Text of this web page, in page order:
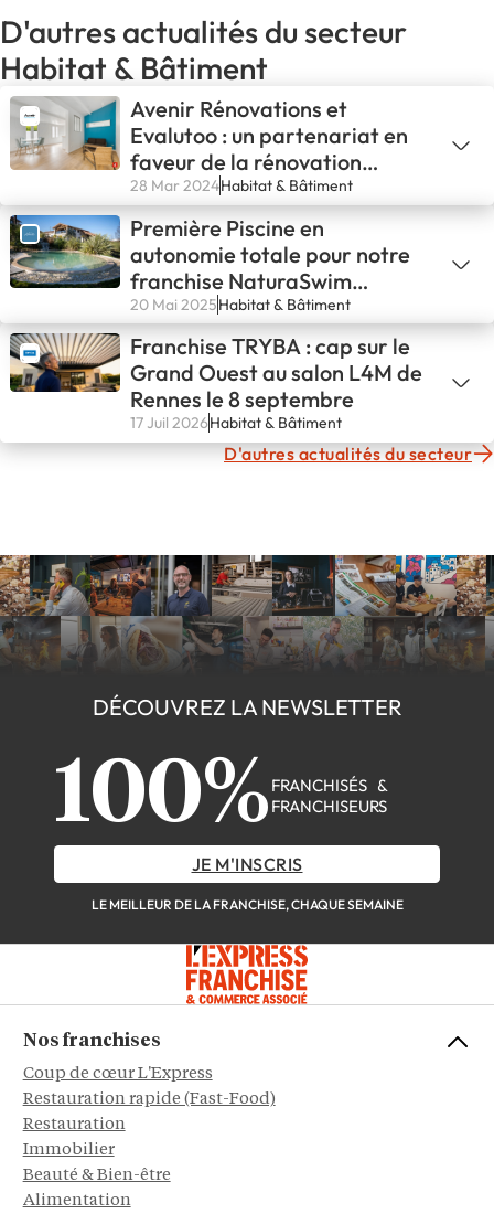
D'autres actualités du secteur
Habitat & Bâtiment
Avenir Rénovations et
Evalutoo : un partenariat en
faveur de la rénovation
énergétique
28 Mar 2024Habitat & Bâtiment
Première Piscine en
autonomie totale pour notre
franchise NaturaSwim
d’Avignon !💪
20 Mai 2025Habitat & Bâtiment
Franchise TRYBA : cap sur le
Grand Ouest au salon L4M de
Rennes le 8 septembre
17 Juil 2026Habitat & Bâtiment
D'autres actualités du secteur
DÉCOUVREZ LA NEWSLETTER
100% FRANCHISÉS &
FRANCHISEURS
JE M'INSCRIS
LE MEILLEUR DE LA FRANCHISE, CHAQUE SEMAINE
Nos franchises
Coup de cœur L'Express
Restauration rapide (Fast-Food)
Restauration
Immobilier
Beauté & Bien-être
Alimentation